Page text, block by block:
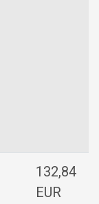
132,84
EUR